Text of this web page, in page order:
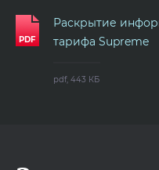
Раскрытие
тарифа Supreme
pdf, 443 КБ